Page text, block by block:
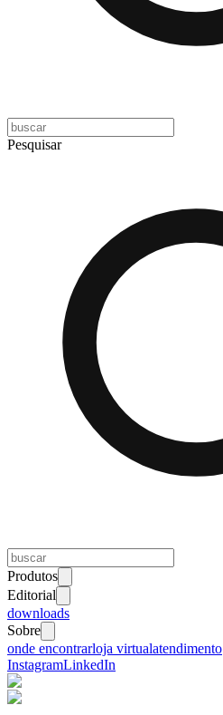
Pesquisar
Produtos
Editorial
downloads
Sobre
onde encontrarloja virtualatendimento
InstagramLinkedIn